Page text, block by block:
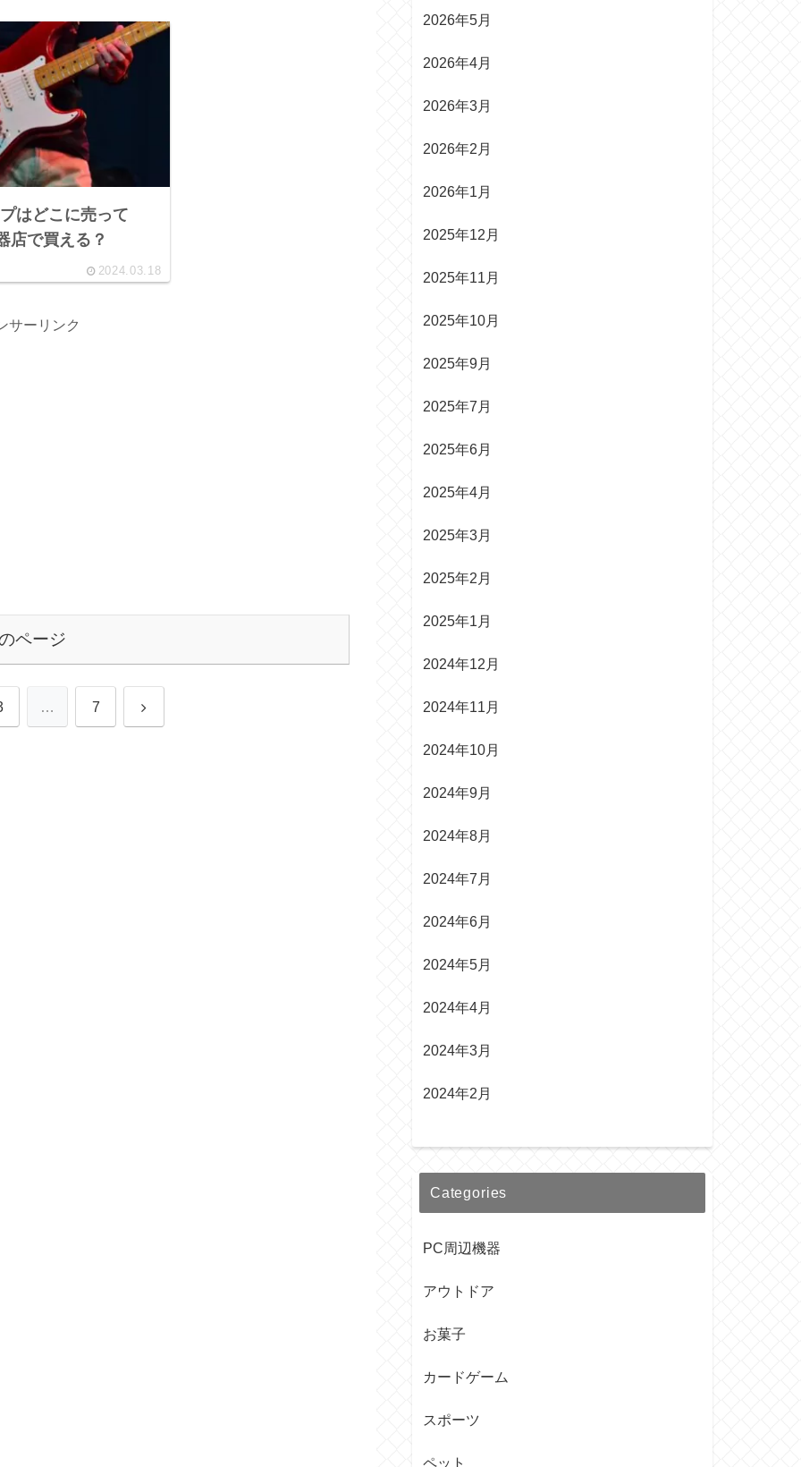
はどこに売って
店で買える？
2024.03.18
サーリンク
ページ
… 7 次
2026年5月
2026年4月
2026年3月
2026年2月
2026年1月
2025年12月
2025年11月
2025年10月
2025年9月
2025年7月
2025年6月
2025年4月
2025年3月
2025年2月
2025年1月
2024年12月
2024年11月
2024年10月
2024年9月
2024年8月
2024年7月
2024年6月
2024年5月
2024年4月
2024年3月
2024年2月
Categories
PC周辺機器
アウトドア
お菓子
カードゲーム
スポーツ
ペット